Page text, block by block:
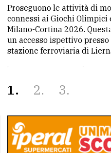
Proseguono le attività di
connessi ai Giochi
Milano-Cortina 2026.
un accesso ispettivo
stazione ferroviaria di
1 2 3